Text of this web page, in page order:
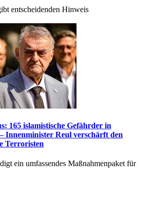
entscheidenden Hinweis
165 islamistische Gefährder in
Innenminister Reul verschärft den
Terroristen
ein umfassendes Maßnahmenpaket für